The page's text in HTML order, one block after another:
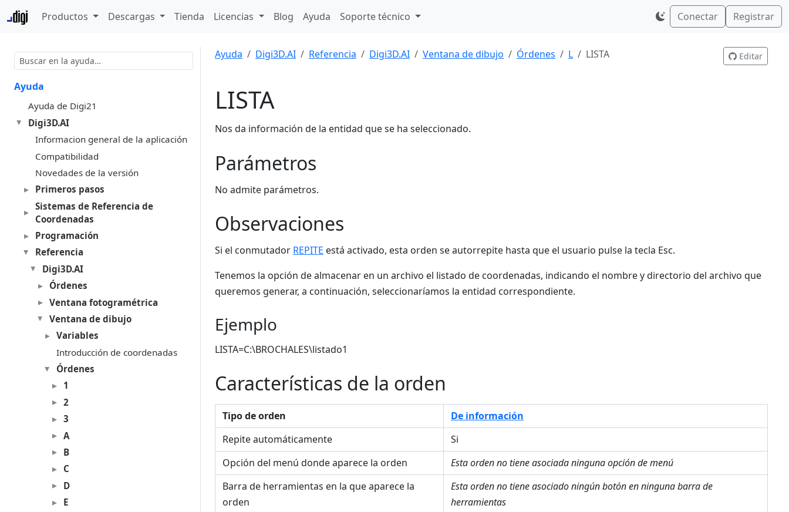
Productos Descargas Tienda Licencias Blog Ayuda Soporte técnico Conectar Registrar
Ayuda
Ayuda de Digi21
Digi3D.AI
Informacion general de la aplicación
Compatibilidad
Novedades de la versión
Primeros pasos
Sistemas de Referencia de
Coordenadas
Programación
Referencia
Digi3D.AI
Órdenes
Ventana fotogramétrica
Ventana de dibujo
Variables
Introducción de coordenadas
Órdenes
1
2
3
A
B
C
D
E
Ayuda Digi3D.AI Referencia Digi3D.AI Ventana de dibujo Órdenes L LISTA Editar
LISTA
Nos da información de la entidad que se ha seleccionado.
Parámetros
No admite parámetros.
Observaciones
Si el conmutador REPITE está activado, esta orden se autorrepite hasta que el usuario pulse la tecla Esc.
Tenemos la opción de almacenar en un archivo el listado de coordenadas, indicando el nombre y directorio del archivo que
queremos generar, a continuación, seleccionaríamos la entidad correspondiente.
Ejemplo
LISTA=C:\BROCHALES\listado1
Características de la orden
Tipo de orden
De información
Repite automáticamente
Si
Opción del menú donde aparece la orden
Esta orden no tiene asociada ninguna opción de menú
Barra de herramientas en la que aparece la
orden
Esta orden no tiene asociado ningún botón en ninguna barra de
herramientas